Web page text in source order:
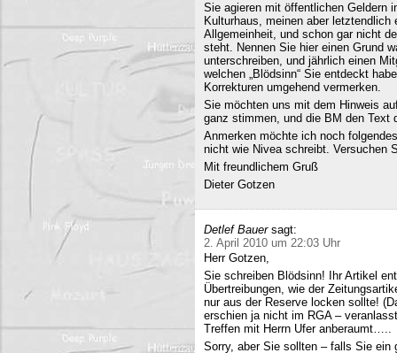
Sie agieren mit öffentlichen Geldern
Kulturhaus, meinen aber
Allgemeinheit, und schon gar nicht
steht. Nennen Sie hier einen Grund
unterschreiben, und jährlich einen
welchen „Blödsinn“ Sie entdeckt
Korrekturen umgehend vermerken.
Sie möchten uns mit dem Hinweis
ganz stimmen, und die BM den Text
Anmerken möchte ich noch
nicht wie Nivea schreibt. Versuchen
Mit freundlichem Gruß
Dieter Gotzen
Detlef Bauer sagt:
2. April 2010 um 22:03 Uhr
Herr Gotzen,
Sie schreiben Blödsinn! Ihr Artikel
Übertreibungen, wie der
nur aus der Reserve locken sollte!
erschien ja nicht im RGA –
Treffen mit Herrn Ufer anberaumt…..
Sorry, aber Sie sollten – falls Sie ein